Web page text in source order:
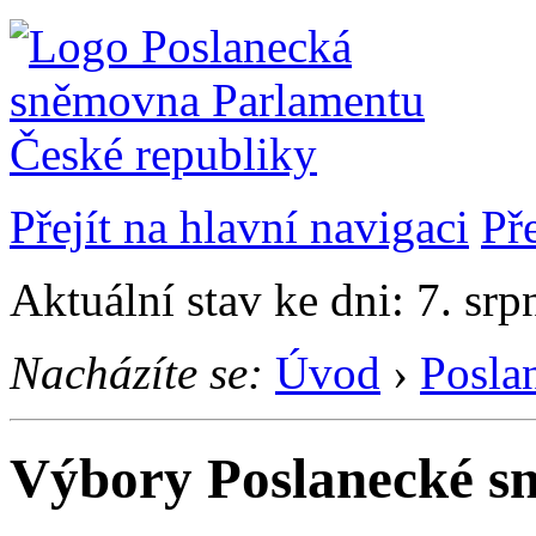
Přejít na hlavní navigaci
Aktuální stav ke dni: 7.
Nacházíte se: Úvod ›
Výbory Poslanecké